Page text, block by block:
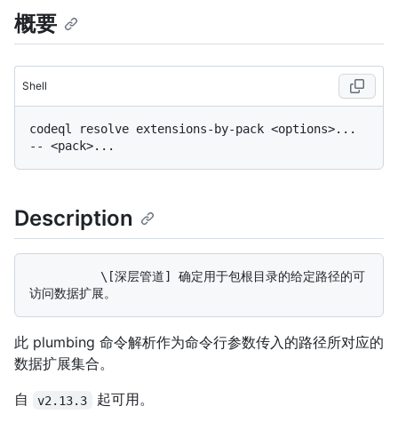
概要
Shell
codeql resolve extensions-by-pack <options>...
Description
此 plumbing 命令解析作为命令行参数传入的路径所对应的
数据扩展集合。
自
v2.13.3 起可用。